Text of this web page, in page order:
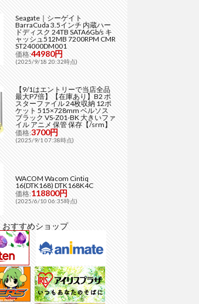
Seagate｜シーゲイト
BarraCuda 3.5インチ 内蔵ハー
ドディスク 24TB SATA6Gb/s キ
ャッシュ512MB 7200RPM CMR
ST24000DM001
価格:44980円
(2025/9/18 20:32時点)
【9/1はエントリーで当店全品
最大P7倍】【在庫あり】B2 ポ
スターファイル 24枚収納 12ポ
ケット 515×728mm ベルソス
ブラック VS-Z01-BK 大きいファ
イル アニメ 保管 保存【/srm】
価格:3700円
(2025/9/1 07:38時点)
WACOM Wacom Cintiq
16(DTK168) DTK168K4C
価格:118800円
(2025/6/10 06:35時点)
おすすめショップ